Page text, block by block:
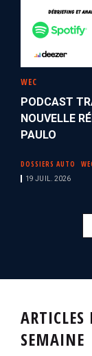
WEC
PODCAST
NOUVELLE
PAULO
DOSSIERS AUTO
19 JUIL. 2026
ARTICLES
SEMAINE